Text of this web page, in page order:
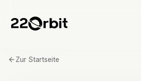
Zur Startseite